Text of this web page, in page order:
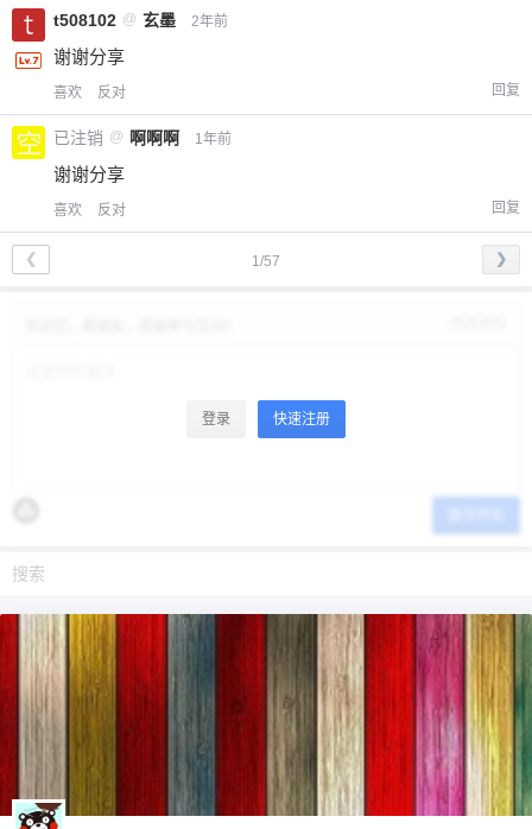
t508102 @ 玄墨 2年前
谢谢分享
喜欢 反对 回复
已注销 @ 啊啊啊 1年前
谢谢分享
喜欢 反对 回复
1/57
❮ ❯
登录 快速注册